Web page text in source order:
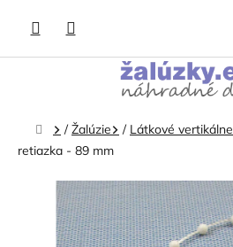
obsah
Domov
/ Žalúzie / Látkové vertikálne
retiazka - 89 mm